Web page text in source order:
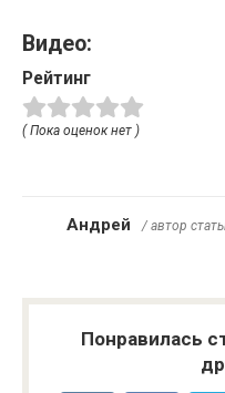
Видео:
Рейтинг
( Пока оценок нет )
Андрей / автор
Понравилась